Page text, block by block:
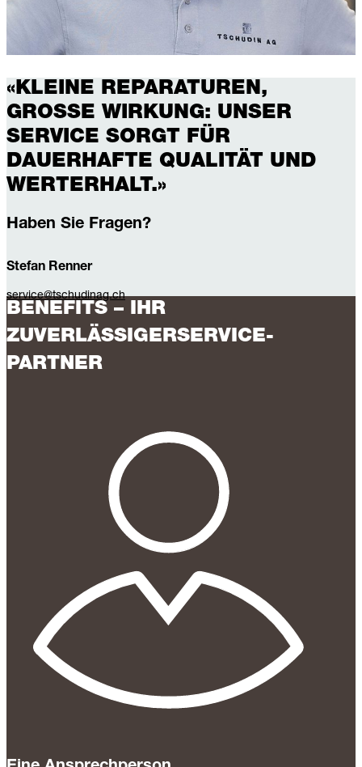
«KLEINE REPARATUREN,
GROSSE WIRKUNG: UNSER
SERVICE SORGT FÜR
DAUERHAFTE QUALITÄT UND
WERTERHALT.»
Haben Sie Fragen?
Stefan Renner
service@tschudinag.ch
BENEFITS – IHR
ZUVERLÄSSIGERSERVICE-
PARTNER